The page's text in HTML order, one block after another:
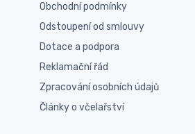
Obchodní podmínky
Odstoupení od smlouvy
Dotace a podpora
Reklamační řád
Zpracování osobních údajů
Články o včelařství